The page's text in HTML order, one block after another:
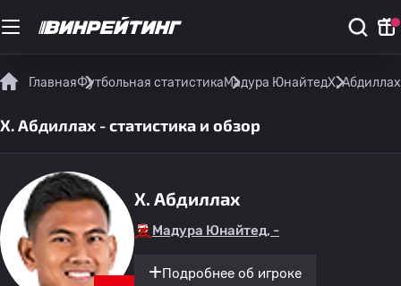
ГлавнаяФутбольная статистикаМадура ЮнайтедХ.
Х. Абдиллах - статистика и обзор
Х. Абдиллах
Мадура Юнайтед, -
Подробнее об игроке